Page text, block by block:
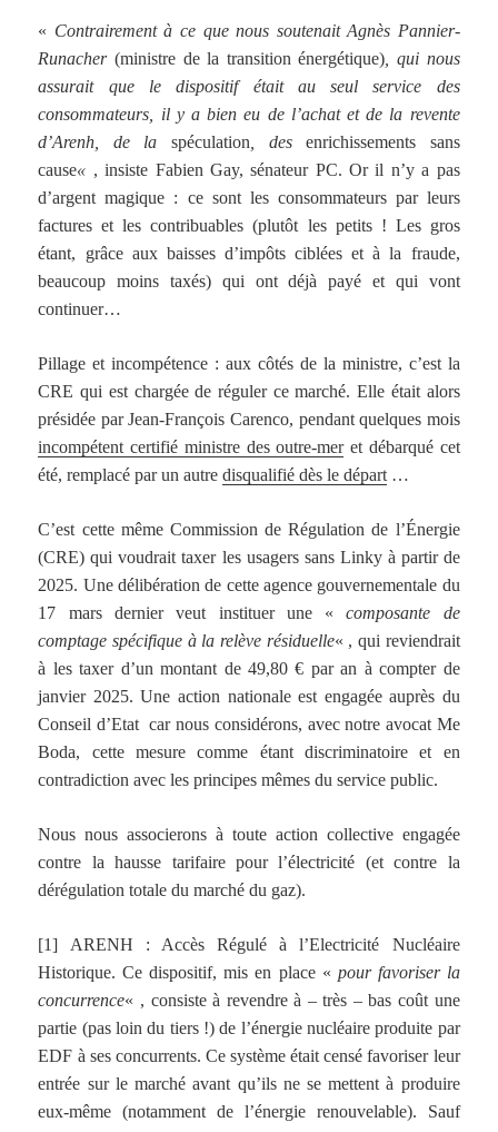
« Contrairement à ce que nous soutenait Agnès Pannier-
Runacher(ministre de la transition énergétique)
qui nous
assurait que le dispositif était au seul service des
consommateurs, il y a bien eu de l’achat et de la revente
d’Arenh, de la spéculation , desenrichissements sans
cause« , insiste Fabien Gay, sénateur PC. Oril n’y a pas
d’argent magique : ce sont les consommateurs par leurs
factures et les contribuables (plutôt les petits ! Les gros
étant, grâce aux baisses d’impôts ciblées et à la fraude,
beaucoup moins taxés) qui ont déjà payé et qui vont
continuer…
Pillage et incompétence : aux côtés de la ministre, c’est la
CRE qui est chargée de réguler ce marché. Elle était alors
présidée par Jean-François Carenco, pendant quelques mois
incompétent certifié ministre des outre-meret débarqué cet
été, remplacé par un autredisqualifié dès le départ …
C’est cette même Commission de Régulation de l’Énergie
(CRE) quivoudrait taxer les usagers sans Linky à partir de
2025. Une délibération de cette agence gouvernementale du
17 mars dernier veut instituer une «composante de
comptage spécifique à la relève résiduelle« , qui reviendrait
à les taxer d’un montant de 49,80 € par an à compter de
janvier 2025. Une action nationaleest engagée auprès du
Conseil d’Etat car nous considérons, avec notre avocat Me
Boda, cettemesure comme étant discriminatoire et en
contradiction avec les principes mêmes du service public.
Nous nous associerons à toute action collective engagée
contre la hausse tarifaire pour l’électricité (et contre la
dérégulation totale du marché du gaz).
[1] ARENH : Accès Régulé à l’Electricité Nucléaire
Historique. Ce dispositif, mis en place « pour favoriser la
concurrence« , consiste à revendre à – très – bas coût une
partie (pas loin du tiers !) de l’énergie nucléaire produite par
EDF à ses concurrents. Ce système était censé favoriser leur
entrée sur le marché avant qu’ils ne se mettent à produire
eux-même (notamment de l’énergie renouvelable). Sauf